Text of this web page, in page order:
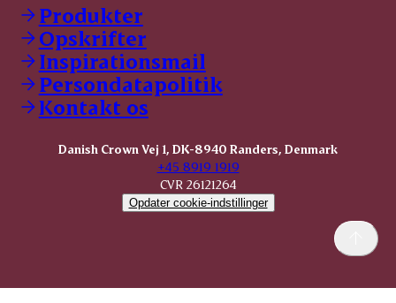
Dyrbar
GØL
Tulip
Friland
Dansk Kødkvæg
STOLT
Dansk Kalv
KOMBI Hak
Produkter
Opskrifter
Inspirationsmail
Persondatapolitik
Kontakt os
Danish Crown Vej 1, DK-8940 Randers, Denmark
+45 8919 1919
CVR 26121264
Opdater cookie-indstillinger